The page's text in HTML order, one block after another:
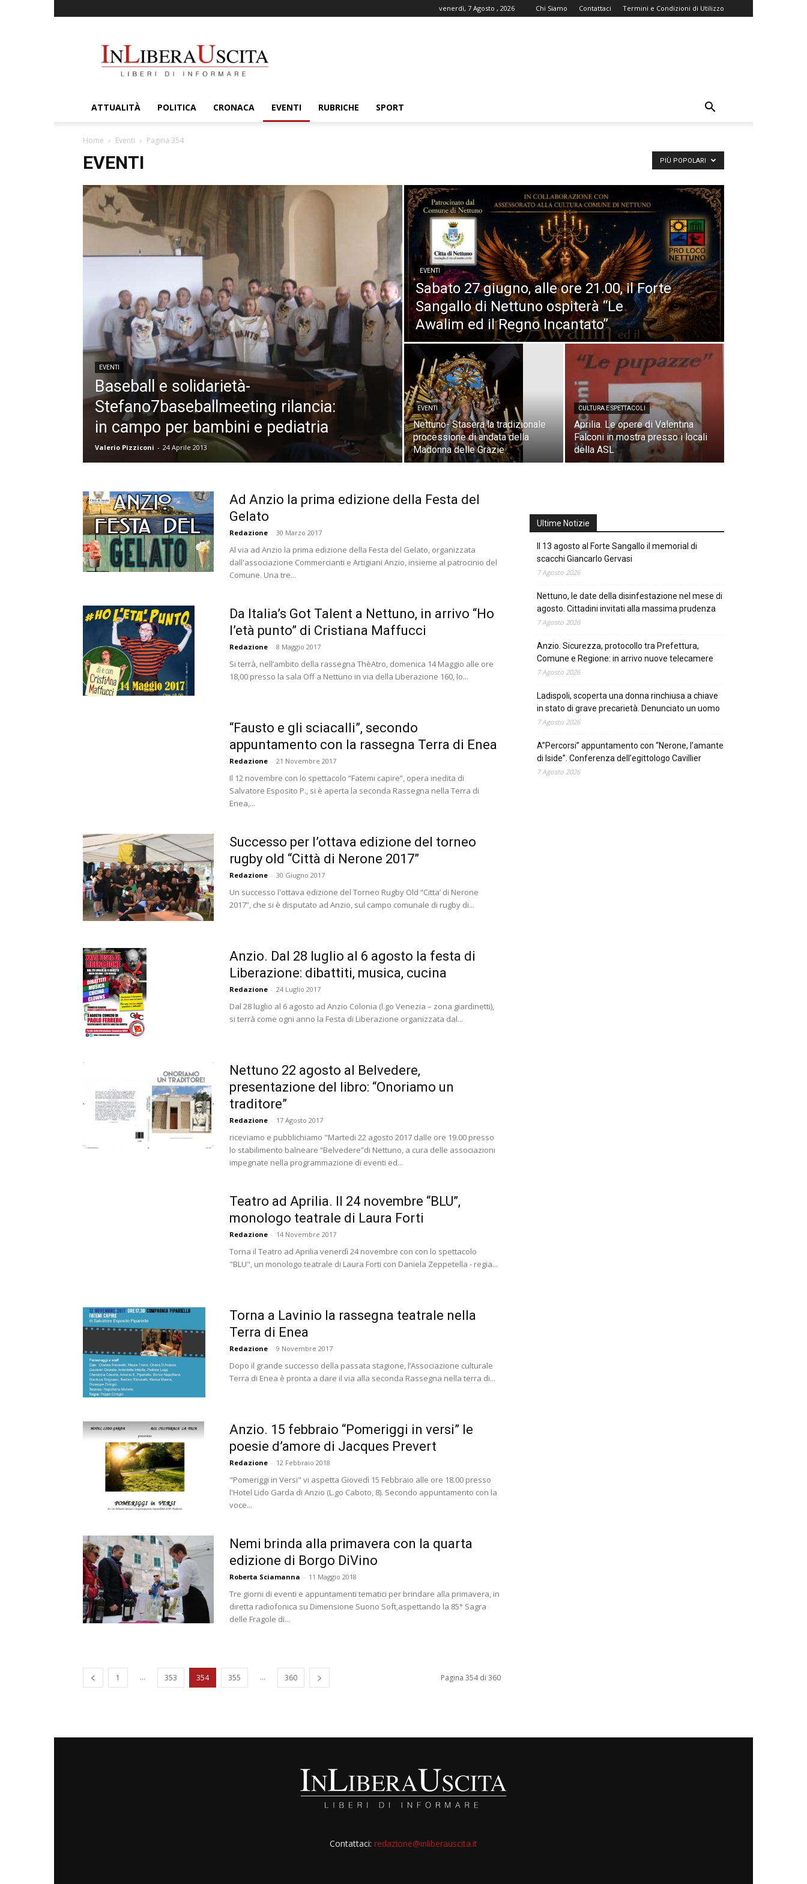
venerdì, 7 Agosto , 2026 Chi Siamo Contattaci Termini e Condizioni di Utilizzo
ATTUALITÀ POLITICA CRONACA EVENTI RUBRICHE SPORT
Home Eventi Pagina 354
EVENTI PIÙ POPOLARI
EVENTI
Baseball e solidarietà-
Stefano7baseballmeeting rilancia:
in campo per bambini e pediatria
Valerio Pizziconi - 24 Aprile 2013
EVENTI
Sabato 27 giugno, alle ore 21.00, il Forte
Sangallo di Nettuno ospiterà “Le
Awalim ed il Regno Incantato”
EVENTI
Nettuno- Stasera la tradizionale
processione di andata della
Madonna delle Grazie
CULTURA E SPETTACOLI
Aprilia. Le opere di Valentina
Falconi in mostra presso i locali
della ASL
Ad Anzio la prima edizione della Festa del
Gelato
Redazione - 30 Marzo 2017
Al via ad Anzio la prima edizione della Festa del Gelato, organizzata
dall'associazione Commercianti e Artigiani Anzio, insieme al patrocinio del
Comune. Una tre...
Da Italia’s Got Talent a Nettuno, in arrivo “Ho
l’età punto” di Cristiana Maffucci
Redazione - 8 Maggio 2017
Si terrà, nell’ambito della rassegna ThèAtro, domenica 14 Maggio alle ore
18,00 presso la sala Off a Nettuno in via della Liberazione 160, lo...
“Fausto e gli sciacalli”, secondo
appuntamento con la rassegna Terra di Enea
Redazione - 21 Novembre 2017
Il 12 novembre con lo spettacolo “Fatemi capire”, opera inedita di
Salvatore Esposito P., si è aperta la seconda Rassegna nella Terra di
Enea,...
Successo per l’ottava edizione del torneo
rugby old “Città di Nerone 2017”
Redazione - 30 Giugno 2017
Un successo l'ottava edizione del Torneo Rugby Old “Citta’ di Nerone
2017”, che si è disputato ad Anzio, sul campo comunale di rugby di...
Anzio. Dal 28 luglio al 6 agosto la festa di
Liberazione: dibattiti, musica, cucina
Redazione - 24 Luglio 2017
Dal 28 luglio al 6 agosto ad Anzio Colonia (l.go Venezia – zona giardinetti),
si terrà come ogni anno la Festa di Liberazione organizzata dal...
Nettuno 22 agosto al Belvedere,
presentazione del libro: “Onoriamo un
traditore”
Redazione - 17 Agosto 2017
riceviamo e pubblichiamo "Martedi 22 agosto 2017 dalle ore 19.00 presso
lo stabilimento balneare “Belvedere”di Nettuno, a cura delle associazioni
impegnate nella programmazione di eventi ed...
Teatro ad Aprilia. Il 24 novembre “BLU”,
monologo teatrale di Laura Forti
Redazione - 14 Novembre 2017
Torna il Teatro ad Aprilia venerdì 24 novembre con con lo spettacolo
"BLU", un monologo teatrale di Laura Forti con Daniela Zeppetella - regia...
Torna a Lavinio la rassegna teatrale nella
Terra di Enea
Redazione - 9 Novembre 2017
Dopo il grande successo della passata stagione, l’Associazione culturale
Terra di Enea è pronta a dare il via alla seconda Rassegna nella terra di...
Anzio. 15 febbraio “Pomeriggi in versi” le
poesie d’amore di Jacques Prevert
Redazione - 12 Febbraio 2018
"Pomeriggi in Versi" vi aspetta Giovedì 15 Febbraio alle ore 18.00 presso
l'Hotel Lido Garda di Anzio (L.go Caboto, 8). Secondo appuntamento con la
voce...
Nemi brinda alla primavera con la quarta
edizione di Borgo DiVino
Roberta Sciamanna - 11 Maggio 2018
Tre giorni di eventi e appuntamenti tematici per brindare alla primavera, in
diretta radiofonica su Dimensione Suono Soft,aspettando la 85° Sagra
delle Fragole di...
1 ... 353 354 355 ... 360 Pagina 354 di 360
Ultime Notizie
Il 13 agosto al Forte Sangallo il memorial di
scacchi Giancarlo Gervasi
7 Agosto 2026
Nettuno, le date della disinfestazione nel mese di
agosto. Cittadini invitati alla massima prudenza
7 Agosto 2026
Anzio. Sicurezza, protocollo tra Prefettura,
Comune e Regione: in arrivo nuove telecamere
7 Agosto 2026
Ladispoli, scoperta una donna rinchiusa a chiave
in stato di grave precarietà. Denunciato un uomo
7 Agosto 2026
A”Percorsi” appuntamento con “Nerone, l’amante
di Iside”. Conferenza dell’egittologo Cavillier
7 Agosto 2026
Contattaci: redazione@inliberauscita.it